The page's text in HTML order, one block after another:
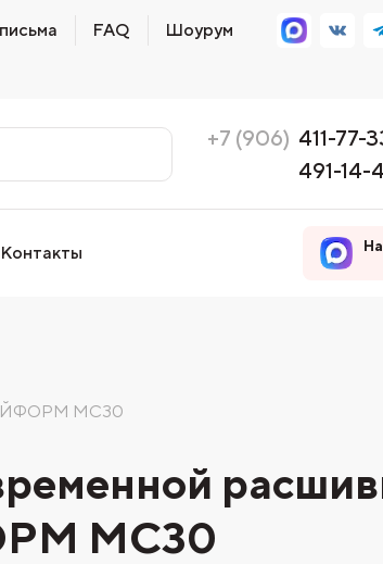
FAQ Шоурум
+7 (906) 411-77-
491-14-
Контакты
MC30
MC30